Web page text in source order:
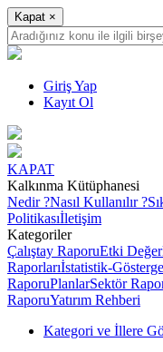
Kapat ×
Giriş Yap
Kayıt Ol
KAPAT
Kalkınma Kütüphanesi
Nedir ?Nasıl Kullanılır ?
Politikasıİletişim
Kategoriler
Çalıştay RaporuEtki
Raporlarıİstatistik-
RaporuPlanlarSektör
RaporuYatırım Rehberi
Kategori ve İllere